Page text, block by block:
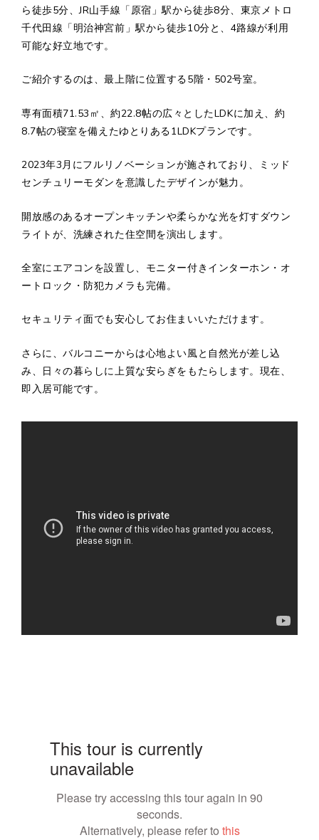
ら徒歩5分、JR山手線「原宿」駅から徒歩8分、東京メトロ
千代田線「明治神宮前」駅から徒歩10分と、4路線が利用
可能な好立地です。
ご紹介するのは、最上階に位置する5階・502号室。
専有面積71.53㎡、約22.8帖の広々としたLDKに加え、約
8.7帖の寝室を備えたゆとりある1LDKプランです。
2023年3月にフルリノベーションが施されており、ミッド
センチュリーモダンを意識したデザインが魅力。
開放感のあるオープンキッチンや柔らかな光を灯すダウン
ライトが、洗練された住空間を演出します。
全室にエアコンを設置し、モニター付きインターホン・オ
ートロック・防犯カメラも完備。
セキュリティ面でも安心してお住まいいただけます。
さらに、バルコニーからは心地よい風と自然光が差し込
み、日々の暮らしに上質な安らぎをもたらします。現在、
即入居可能です。